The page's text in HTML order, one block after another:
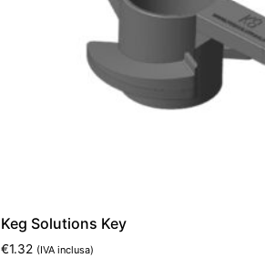
Keg Solutions Key
€1.32 (IVA inclusa)